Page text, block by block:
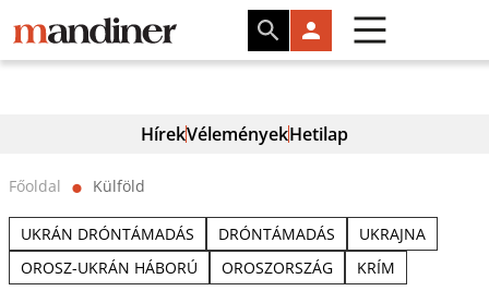
HírekVéleményekHetilap
Főoldal ⬤ Külföld
UKRÁN DRÓNTÁMADÁS DRÓNTÁMADÁS
UKRAJNA
OROSZ-UKRÁN HÁBORÚ
OROSZORSZÁG KRÍM